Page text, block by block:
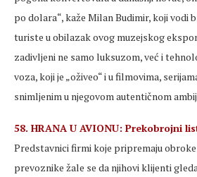
po dolara“, kaže Milan Budimir, koji vodi
turiste u obilazak ovog muzejskog
zadivljeni ne samo luksuzom, već i
voza, koji je „oživeo“ i u filmovima,
snimljenim u njegovom autentičnom
58. HRANA U AVIONU: Prekobrojni
Predstavnici firmi koje pripremaju
prevoznike žale se da njihovi klijenti